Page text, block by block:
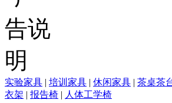
实验家具 | 培训家具 | 休闲家具 | 茶桌茶
衣架 | 报告椅 | 人体工学椅